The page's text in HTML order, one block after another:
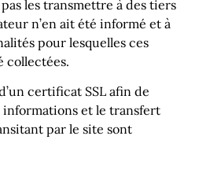
les transmettre à des tiers
n’en ait été informé et à
pour lesquelles ces
collectées.
certificat SSL afin de
informations et le transfert
par le site sont